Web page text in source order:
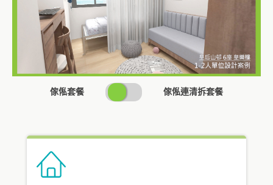
傢俬套餐
SWITCH
PRICING
傢俬連清拆套餐